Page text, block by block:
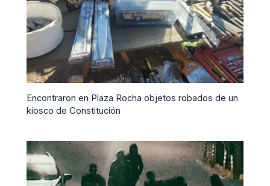
Encontraron en Plaza Rocha objetos robados de un
kiosco de Constitución